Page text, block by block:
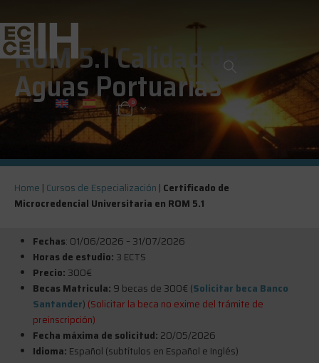
0
ROM 5.1 Calidad de
Aguas Portuarias
Home | Cursos de Especialización | Certificado de
Microcredencial Universitaria en ROM 5.1
Fechas: 01/06/2026 – 31/07/2026
Horas de estudio: 3 ECTS
Precio: 300€
Becas Matricula: 9 becas de 300€ (Solicitar beca Banco
Santander) (Solicitar la beca no exime del trámite de
preinscripción)
Fecha máxima de solicitud: 20/05/2026
Idioma: Español (subtítulos en Español e Inglés)